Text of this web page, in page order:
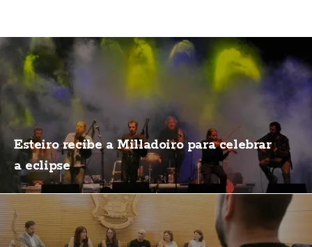
Esteiro recibe a Milladoiro para celebrar
a eclipse